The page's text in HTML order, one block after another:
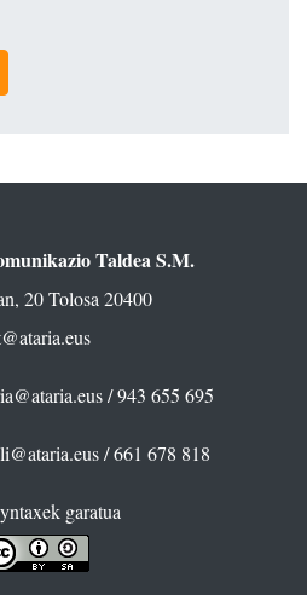
Taldea S.M.
20 Tolosa 20400
/ 943 655 695
/ 661 678 818
garatua